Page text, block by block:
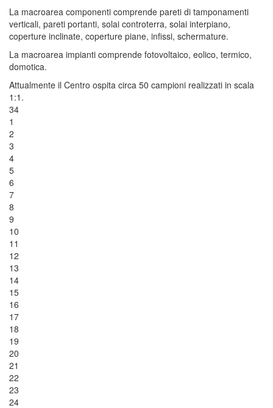
La macroarea componenti comprende pareti di tamponamenti
verticali, pareti portanti, solai controterra, solai interpiano,
coperture inclinate, coperture piane, infissi, schermature.
La macroarea impianti comprende fotovoltaico, eolico, termico,
domotica.
Attualmente il Centro ospita circa 50 campioni realizzati in scala
1:1.
34
1
2
3
4
5
6
7
8
9
10
11
12
13
14
15
16
17
18
19
20
21
22
23
24